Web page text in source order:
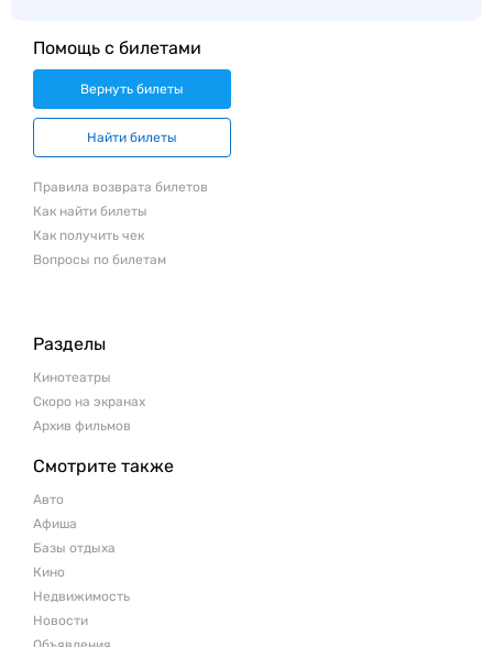
Помощь с билетами
Вернуть билеты
Найти билеты
Правила возврата билетов
Как найти билеты
Как получить чек
Вопросы по билетам
Разделы
Кинотеатры
Скоро на экранах
Архив фильмов
Смотрите также
Авто
Афиша
Базы отдыха
Кино
Недвижимость
Новости